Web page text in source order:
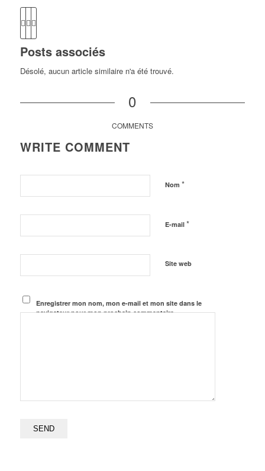
Posts associés
Désolé, aucun article similaire n'a été trouvé.
0
COMMENTS
WRITE COMMENT
Nom *
E-mail *
Site web
Enregistrer mon nom, mon e-mail et mon site dans le
navigateur pour mon prochain commentaire.